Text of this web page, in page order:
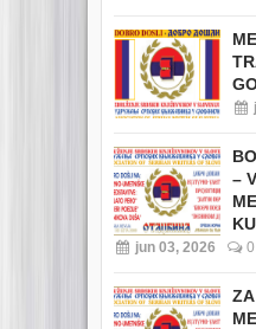
–
jun 03, 2026 0